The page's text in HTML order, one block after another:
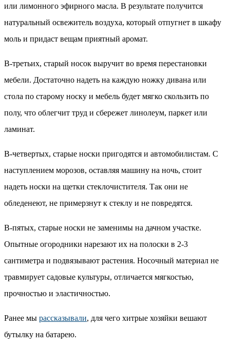
или лимонного эфирного масла. В результате получится
натуральный освежитель воздуха, который отпугнет в шкафу
моль и придаст вещам приятный аромат.
В-третьих, старый носок выручит во время перестановки
мебели. Достаточно надеть на каждую ножку дивана или
стола по старому носку и мебель будет мягко скользить по
полу, что облегчит труд и сбережет линолеум, паркет или
ламинат.
В-четвертых, старые носки пригодятся и автомобилистам. С
наступлением морозов, оставляя машину на ночь, стоит
надеть носки на щетки стеклочистителя. Так они не
обледенеют, не примерзнут к стеклу и не повредятся.
В-пятых, старые носки не заменимы на дачном участке.
Опытные огородники нарезают их на полоски в 2-3
сантиметра и подвязывают растения. Носочный материал не
травмирует садовые культуры, отличается мягкостью,
прочностью и эластичностью.
Ранее мы рассказывали, для чего хитрые хозяйки вешают
бутылку на батарею.